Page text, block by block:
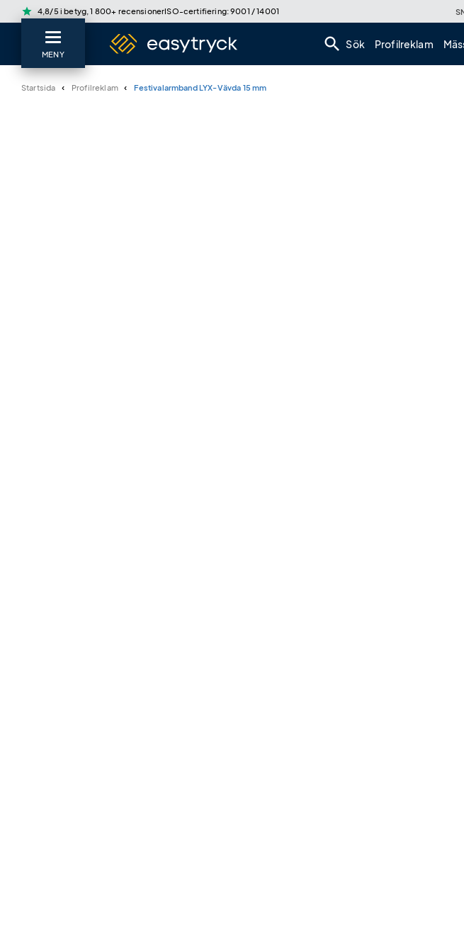
star 4,8/5 i betyg, 1 800+ recensionerISO-certifiering: 9001 / 14001
search Sök Profilreklam
MENY
Startsida Profilreklam Festivalarmband LYX-Vävda 15 mm